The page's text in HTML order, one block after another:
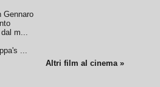
Gennaro
m...
...
Altri film al cinema »